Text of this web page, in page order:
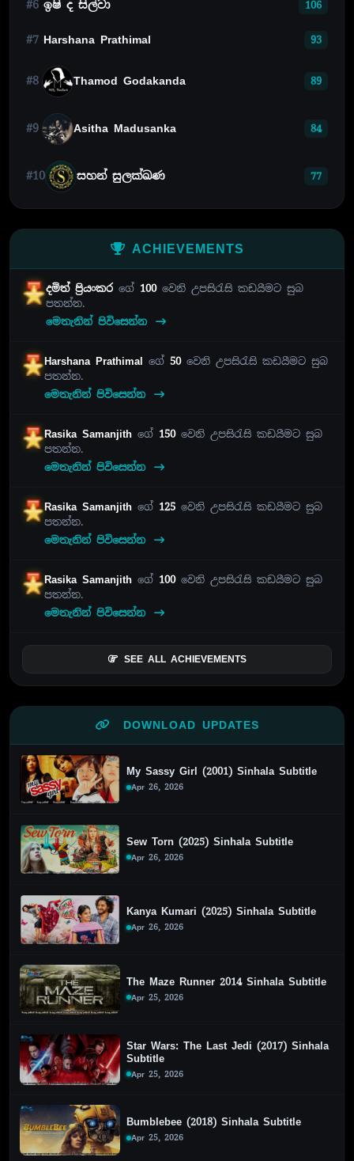
#6 ඉෂි ද සිල්වා 106
#7 Harshana Prathimal 93
#8 Thamod Godakanda 89
#9 Asitha Madusanka 84
#10 සහන් සුලක්ඛණ 77
ACHIEVEMENTS
දමිත් ප්‍රියංකරගේ 100වෙනි උපසිරැසි කඩයීමට සුබ
පතන්න.
මෙතැනින් පිවිසෙන්න
Harshana Prathimal ගේ 50වෙනි උපසිරැසි කඩයීමට සුබ
පතන්න.
මෙතැනින් පිවිසෙන්න
Rasika Samanjithගේ 150වෙනි උපසිරැසි කඩයීමට සුබ
පතන්න.
මෙතැනින් පිවිසෙන්න
Rasika Samanjithගේ 125 වෙනි උපසිරැසි කඩයීමට සුබ
පතන්න.
මෙතැනින් පිවිසෙන්න
Rasika Samanjithගේ 100වෙනි උපසිරැසි කඩයීමට සුබ
පතන්න.
මෙතැනින් පිවිසෙන්න
SEE ALL ACHIEVEMENTS
DOWNLOAD UPDATES
My Sassy Girl (2001) Sinhala Subtitle
Apr 26, 2026
Sew Torn (2025) Sinhala Subtitle
Apr 26, 2026
Kanya Kumari (2025) Sinhala Subtitle
Apr 26, 2026
The Maze Runner 2014 Sinhala Subtitle
Apr 25, 2026
Star Wars: The Last Jedi (2017) Sinhala
Subtitle
Apr 25, 2026
Bumblebee (2018) Sinhala Subtitle
Apr 25, 2026